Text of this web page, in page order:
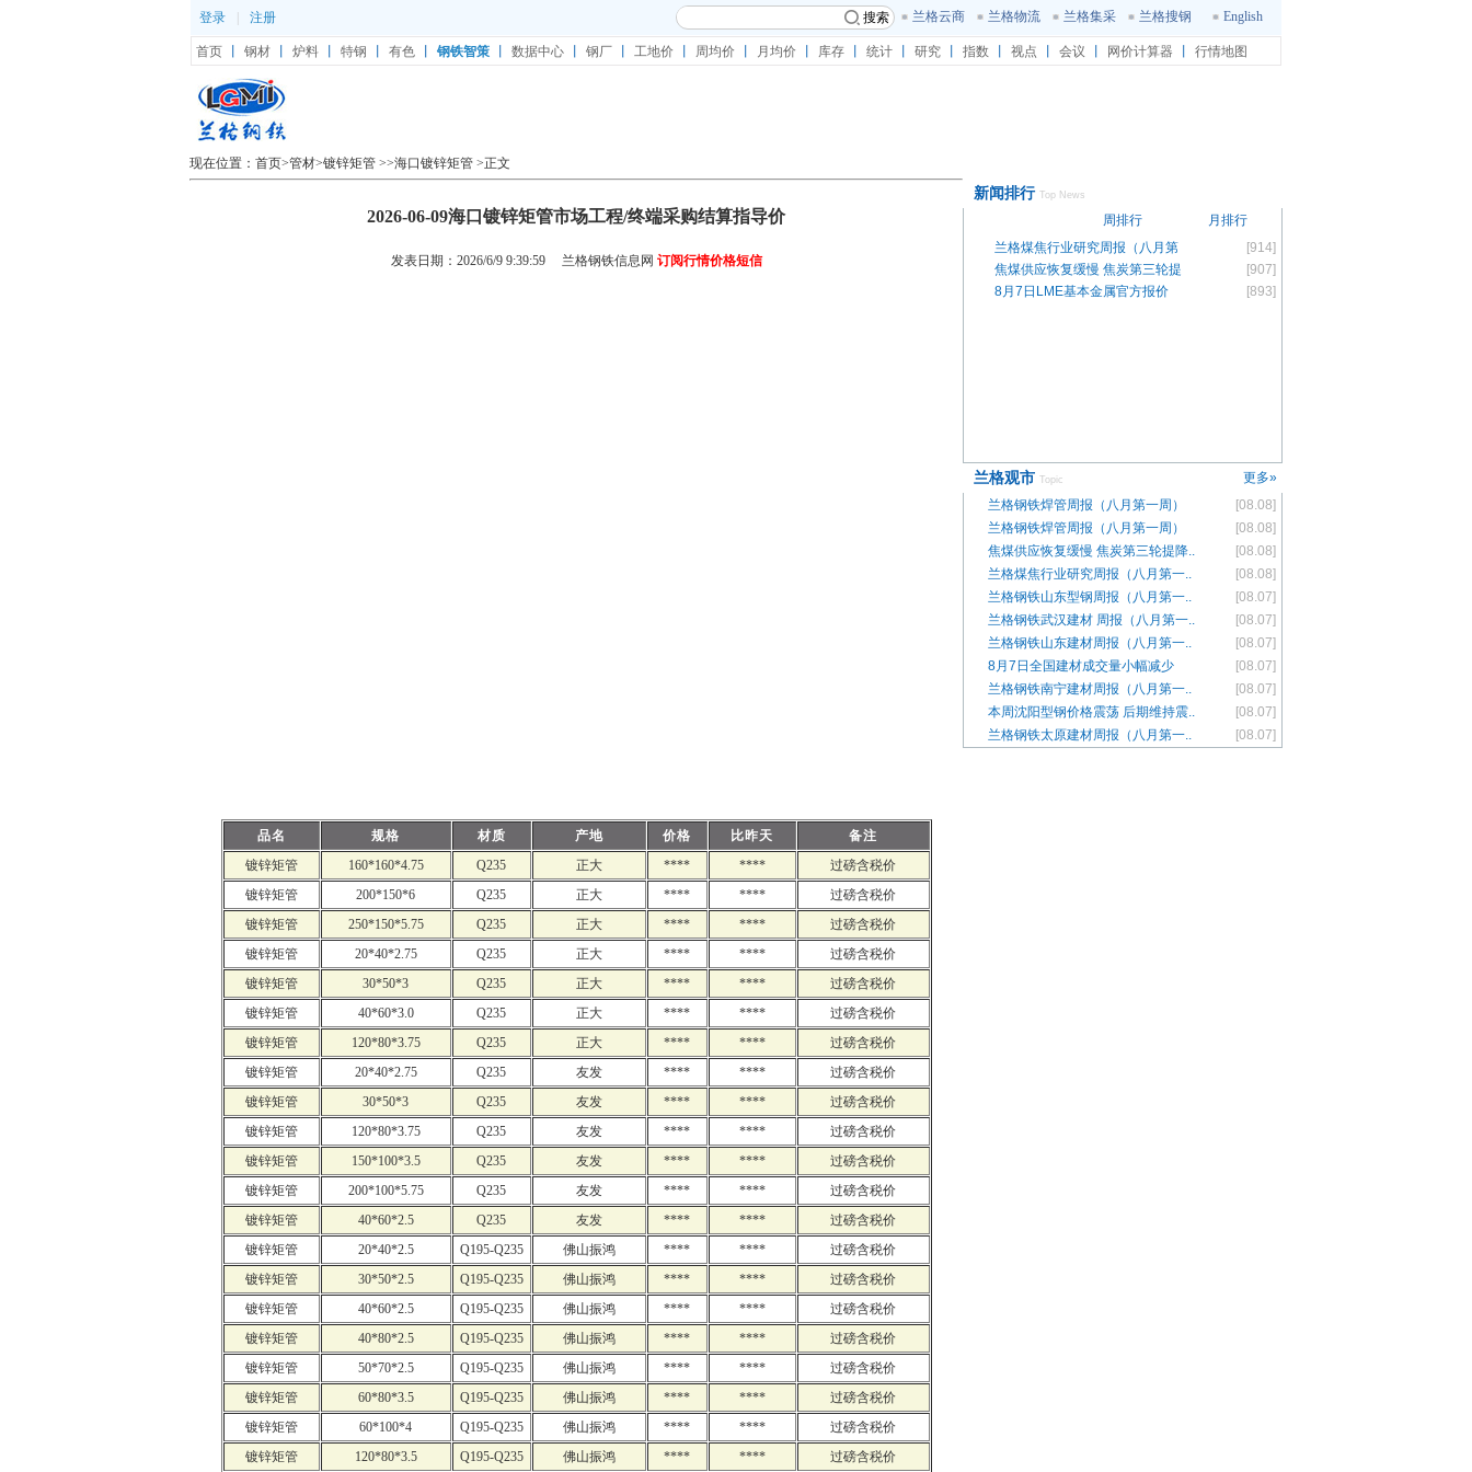
登录 注册 搜索 兰格云商 兰格物流 兰格集采 兰格搜钢 English
首页 钢材 炉料 特钢 有色 钢铁智策 数据中心 钢厂 工地价 周均价 月均价 库存 统计 研究 指数 视点 会议 网价计算器 行情地图
现在位置： 首页>管材>镀锌矩管 >>海口镀锌矩管 >正文
2026-06-09海口镀锌矩管市场工程/终端采购结算指导价
发表日期：2026/6/9 9:39:59 兰格钢铁信息网 订阅行情价格短信
品名 规格 材质 产地 价格 比昨天
备注
镀锌矩管
160*160*4.75 Q235 正大 **** ****
过磅含税价
镀锌矩管
200*150*6 Q235 正大 **** ****
过磅含税价
镀锌矩管
250*150*5.75 Q235 正大 **** ****
过磅含税价
镀锌矩管
20*40*2.75 Q235 正大 **** ****
过磅含税价
镀锌矩管
30*50*3 Q235 正大 **** ****
过磅含税价
镀锌矩管
40*60*3.0 Q235 正大 **** ****
过磅含税价
镀锌矩管
120*80*3.75 Q235 正大 **** ****
过磅含税价
镀锌矩管
20*40*2.75 Q235 友发 **** ****
过磅含税价
镀锌矩管
30*50*3 Q235 友发 **** ****
过磅含税价
镀锌矩管
120*80*3.75 Q235 友发 **** ****
过磅含税价
镀锌矩管
150*100*3.5 Q235 友发 **** ****
过磅含税价
镀锌矩管
200*100*5.75 Q235 友发 **** ****
过磅含税价
镀锌矩管
40*60*2.5 Q235 友发 **** ****
过磅含税价
镀锌矩管
20*40*2.5 Q195-Q235 佛山振鸿 **** ****
过磅含税价
镀锌矩管
30*50*2.5 Q195-Q235 佛山振鸿 **** ****
过磅含税价
镀锌矩管
40*60*2.5 Q195-Q235 佛山振鸿 **** ****
过磅含税价
镀锌矩管
40*80*2.5 Q195-Q235 佛山振鸿 **** ****
过磅含税价
镀锌矩管
50*70*2.5 Q195-Q235 佛山振鸿 **** ****
过磅含税价
镀锌矩管
60*80*3.5 Q195-Q235 佛山振鸿 **** ****
过磅含税价
镀锌矩管
60*100*4 Q195-Q235 佛山振鸿 **** ****
过磅含税价
镀锌矩管
120*80*3.5 Q195-Q235 佛山振鸿 **** **** 过磅含税价